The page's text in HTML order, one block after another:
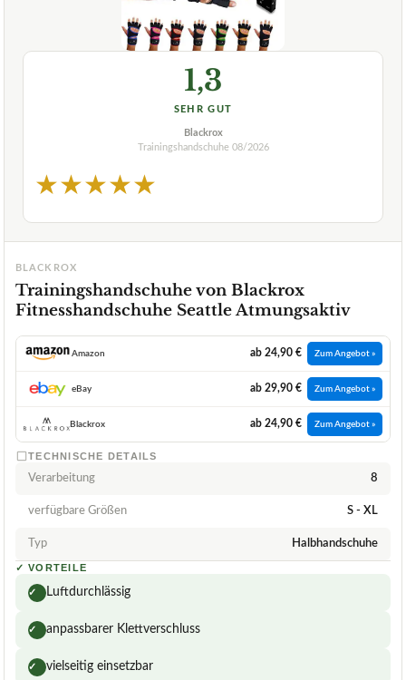
1,3
SEHR GUT
Blackrox
Trainingshandschuhe 08/2026
★★★★★
BLACKROX
Trainingshandschuhe von Blackrox
Fitnesshandschuhe Seattle Atmungsaktiv
Amazon ab 24,90 € Zum Angebot »
eBay ab 29,90 € Zum Angebot »
Blackrox ab 24,90 € Zum Angebot »
TECHNISCHE DETAILS
Verarbeitung 8
verfügbare Größen S - XL
Typ Halbhandschuhe
✓ VORTEILE
✓ Luftdurchlässig
✓ anpassbarer Klettverschluss
✓ vielseitig einsetzbar